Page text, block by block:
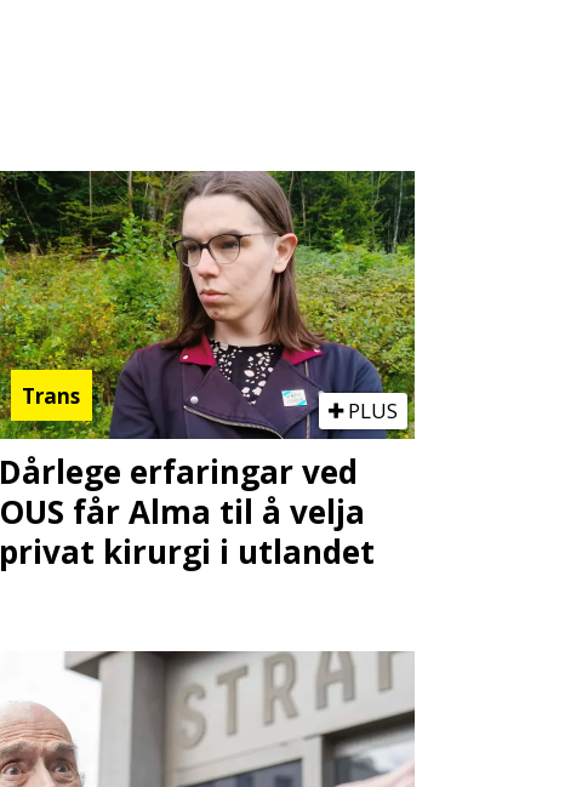
Trans
PLUS
Dårlege erfaringar ved
OUS får Alma til å velja
privat kirurgi i utlandet